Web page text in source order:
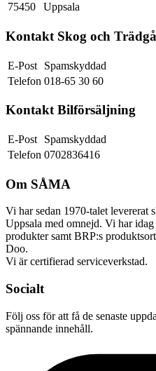
75450
Uppsala
Kontakt Skog och
E-Post
Spamskyddad
Telefon 018-65 30 60
Kontakt Bilförsäljning
E-Post
Spamskyddad
Telefon 0702836416
Om SÅMA
Vi har sedan 1970-talet levererat
Uppsala med omnejd. Vi har
produkter samt BRP:s
Doo.
Vi är certifierad serviceverkstad.
Socialt
Följ oss för att få de senaste
spännande innehåll.